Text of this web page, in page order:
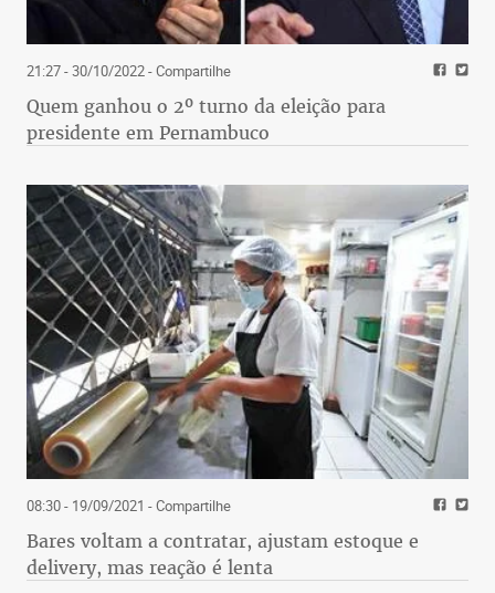
21:27 - 30/10/2022- Compartilhe
Quem ganhou o 2º turno da eleição para
presidente em Pernambuco
08:30 - 19/09/2021 - Compartilhe
Bares voltam a contratar, ajustam estoque e
delivery, mas reação é lenta